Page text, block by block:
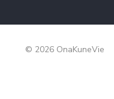
© 2026 OnaKuneVie